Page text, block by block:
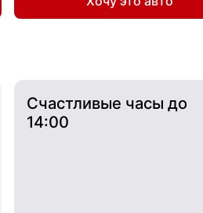
Счастливые часы до
14:00